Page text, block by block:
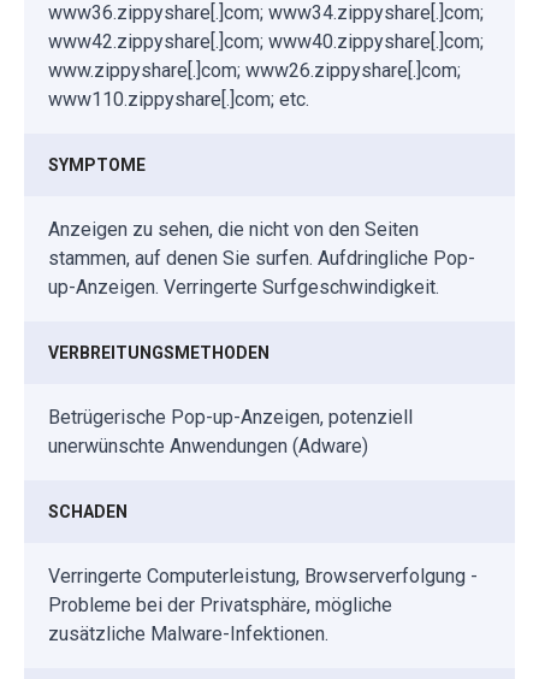
www36.zippyshare[.]com; www34.zippyshare[.]com;
www42.zippyshare[.]com; www40.zippyshare[.]com;
www.zippyshare[.]com; www26.zippyshare[.]com;
www110.zippyshare[.]com; etc.
SYMPTOME
Anzeigen zu sehen, die nicht von den Seiten
stammen, auf denen Sie surfen. Aufdringliche Pop-
up-Anzeigen. Verringerte Surfgeschwindigkeit.
VERBREITUNGSMETHODEN
Betrügerische Pop-up-Anzeigen, potenziell
unerwünschte Anwendungen (Adware)
SCHADEN
Verringerte Computerleistung, Browserverfolgung -
Probleme bei der Privatsphäre, mögliche
zusätzliche Malware-Infektionen.